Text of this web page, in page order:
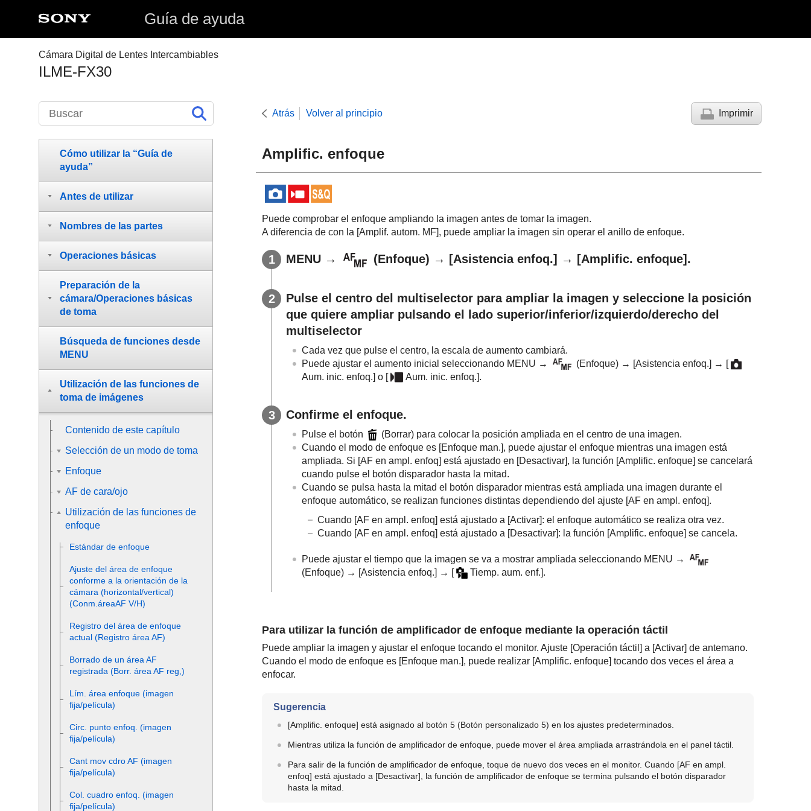
Guía de ayuda
Cámara Digital de Lentes Intercambiables
ILME-FX30
Atrás Volver al principio Imprimir
Amplific. enfoque
Puede comprobar el enfoque ampliando la imagen antes de tomar la imagen.
A diferencia de con la [Amplif. autom. MF], puede ampliar la imagen sin operar el anillo de enfoque.
MENU → (Enfoque) → [Asistencia enfoq.] → [Amplific. enfoque] .
Pulse el centro del multiselector para ampliar la imagen y seleccione la posición
que quiere ampliar pulsando el lado superior/inferior/izquierdo/derecho del
multiselector
Cada vez que pulse el centro, la escala de aumento cambiará.
Puede ajustar el aumento inicial seleccionando MENU → (Enfoque) → [Asistencia enfoq.] → [
Aum. inic. enfoq.] o [ Aum. inic. enfoq.].
Confirme el enfoque.
Pulse el botón
(Borrar) para colocar la posición ampliada en el centro de una imagen.
Cuando el modo de enfoque es [Enfoque man.], puede ajustar el enfoque mientras una imagen está
ampliada. Si [AF en ampl. enfoq] está ajustado en [Desactivar], la función [Amplific. enfoque] se cancelará
cuando pulse el botón disparador hasta la mitad.
Cuando se pulsa hasta la mitad el botón disparador mientras está ampliada una imagen durante el
enfoque automático, se realizan funciones distintas dependiendo del ajuste [AF en ampl. enfoq].
Cuando [AF en ampl. enfoq] está ajustado a [Activar]: el enfoque automático se realiza otra vez.
Cuando [AF en ampl. enfoq] está ajustado a [Desactivar]: la función [Amplific. enfoque] se cancela.
Puede ajustar el tiempo que la imagen se va a mostrar ampliada seleccionando MENU →
(Enfoque) → [Asistencia enfoq.] → [ Tiemp. aum. enf.].
Para utilizar la función de amplificador de enfoque mediante la operación táctil
Puede ampliar la imagen y ajustar el enfoque tocando el monitor. Ajuste [Operación táctil] a [Activar] de antemano.
Cuando el modo de enfoque es [Enfoque man.], puede realizar [Amplific. enfoque] tocando dos veces el área a
enfocar.
Sugerencia
[Amplific. enfoque] está asignado al botón 5 (Botón personalizado 5) en los ajustes predeterminados.
Mientras utiliza la función de amplificador de enfoque, puede mover el área ampliada arrastrándola en el panel táctil.
Para salir de la función de amplificador de enfoque, toque de nuevo dos veces en el monitor. Cuando [AF en ampl.
enfoq] está ajustado a [Desactivar] , la función de amplificador de enfoque se termina pulsando el botón disparador
hasta la mitad.
Cómo utilizar la “Guía de
ayuda”
Antes de utilizar
Nombres de las partes
Operaciones básicas
Preparación de la
cámara/Operaciones básicas
de toma
Búsqueda de funciones desde
MENU
Utilización de las funciones de
toma de imágenes
Contenido de este capítulo
Selección de un modo de toma
Enfoque
AF de cara/ojo
Utilización de las funciones de
enfoque
Estándar de enfoque
Ajuste del área de enfoque
conforme a la orientación de la
cámara (horizontal/vertical)
(Conm.áreaAF V/H)
Registro del área de enfoque
actual (Registro área AF)
Borrado de un área AF
registrada (Borr. área AF reg,)
Lím. área enfoque (imagen
fija/película)
Circ. punto enfoq. (imagen
fija/película)
Cant mov cdro AF (imagen
fija/película)
Col. cuadro enfoq. (imagen
fija/película)